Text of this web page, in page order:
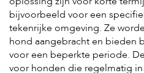
bijvoorbeeld voor een
tekenrijke omgeving. Ze
hond aangebracht en bieden
voor een beperkte periode.
voor honden die regelmatig